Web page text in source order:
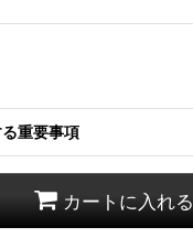
重要事項
カートに入れる